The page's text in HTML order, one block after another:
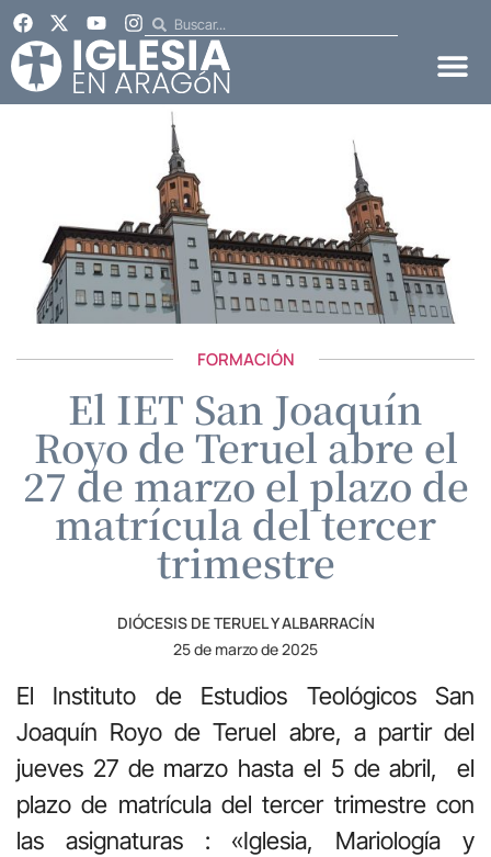
FORMACIÓN
El IET San Joaquín
Royo de Teruel abre el
27 de marzo el plazo de
matrícula del tercer
trimestre
DIÓCESIS DE TERUEL Y ALBARRACÍN
25 de marzo de 2025
El Instituto de Estudios Teológicos San
Joaquín Royo de Teruel abre, a partir del
jueves 27 de marzo hasta el 5 de abril, el
plazo de matrícula del tercer trimestre con
las asignaturas : «Iglesia, Mariología y